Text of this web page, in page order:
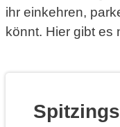
ihr einkehren,
könnt. Hier gibt es